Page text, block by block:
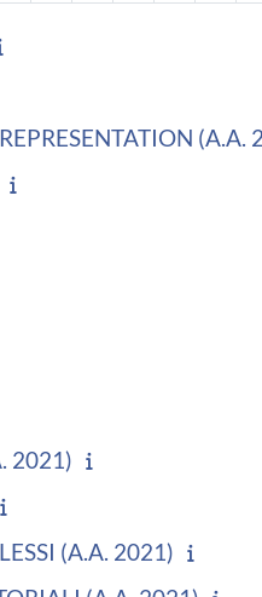
(A.A.
2021)
(A.A. 2021)